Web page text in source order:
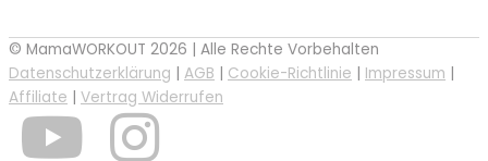
© MamaWORKOUT 2026 | Alle Rechte Vorbehalten
Datenschutzerklärung | AGB | Cookie-Richtlinie | Impressum |
Affiliate | Vertrag Widerrufen